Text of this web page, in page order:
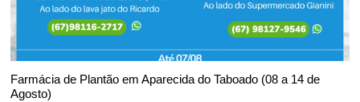
Farmácia de Plantão em Aparecida do Taboado (08 a 14 de
Agosto)